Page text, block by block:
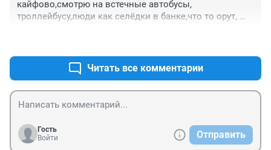
кайфово,смотрю на встечные автобусы,
троллейбусу,люди как селёдки в банке,что то орут,
Читать все комментарии
Гость
Войти
Отправить